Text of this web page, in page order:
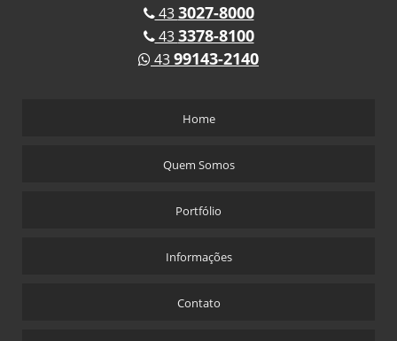
433027-8000
433378-8100
4399143-2140
Home
Quem Somos
Portfólio
Informações
Contato